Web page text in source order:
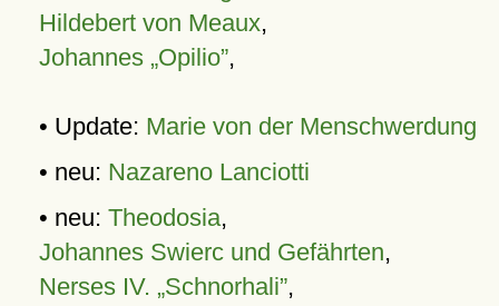
Hildebert von Meaux,
Johannes „Opilio”,
• Update: Marie von der Menschwerdung
• neu: Nazareno Lanciotti
• neu: Theodosia,
Johannes Swierc und Gefährten,
Nerses IV. „Schnorhali”,